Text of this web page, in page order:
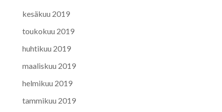
kesäkuu 2019
toukokuu 2019
huhtikuu 2019
maaliskuu 2019
helmikuu 2019
tammikuu 2019